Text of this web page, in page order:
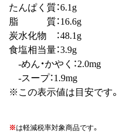
たんぱく質：6.1g
脂 質：16.6g
炭水化物 ：48.1g
食塩相当量：3.9g
-めん・かやく：2.0mg
-スープ：1.9mg
※この表示値は目安です。
※は軽減税率対象商品です。